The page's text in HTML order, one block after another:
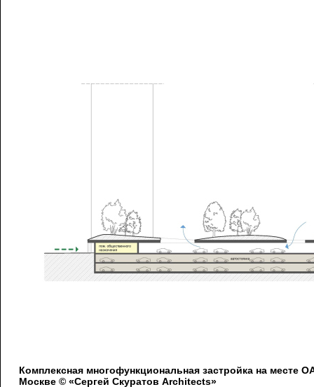
Комплексная многофункциональная застройка на месте
Москве © «Сергей Скуратов Architects»